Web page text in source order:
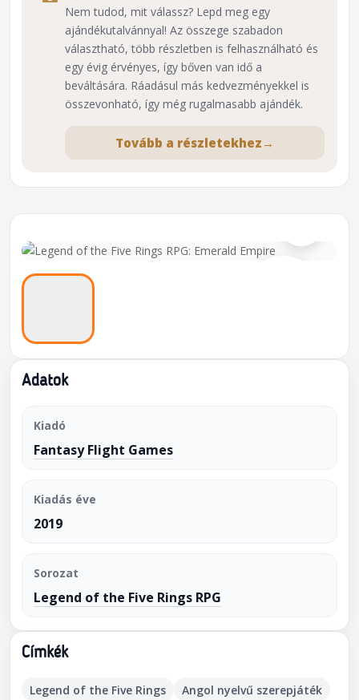
⌕
Adatok
Kiadó
Fantasy Flight Games
Kiadás éve
2019
Sorozat
Legend of the Five Rings RPG
Címkék
Legend of the Five Rings
Angol nyelvű szerepjáték
Nem tudod, mit válassz? Lepd meg egy
ajándékutalvánnyal! Az összege szabadon
választható, több részletben is felhasználható és
egy évig érvényes, így bőven van idő a
beváltására. Ráadásul más kedvezményekkel is
összevonható, így még rugalmasabb ajándék.
Tovább a részletekhez →